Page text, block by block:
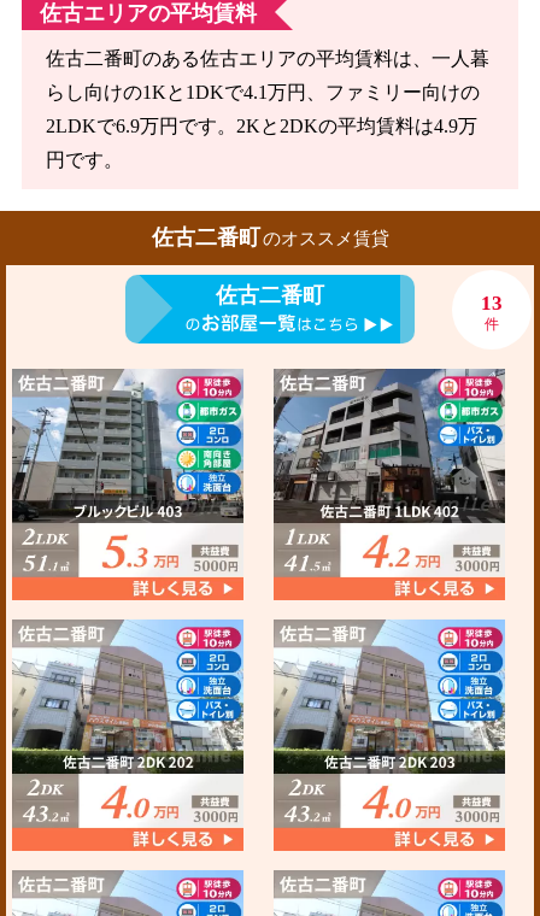
佐古エリアの平均賃料
佐古二番町のある佐古エリアの平均賃料は、一人暮
らし向けの1Kと1DKで4.1万円、ファミリー向けの
2LDKで6.9万円です。2Kと2DKの平均賃料は4.9万
円です。
佐古二番町のオススメ賃貸
佐古二番町 13
件